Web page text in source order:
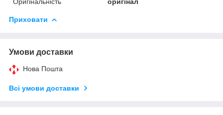
Приховати
Умови доставки
Нова Пошта
Всі умови доставки